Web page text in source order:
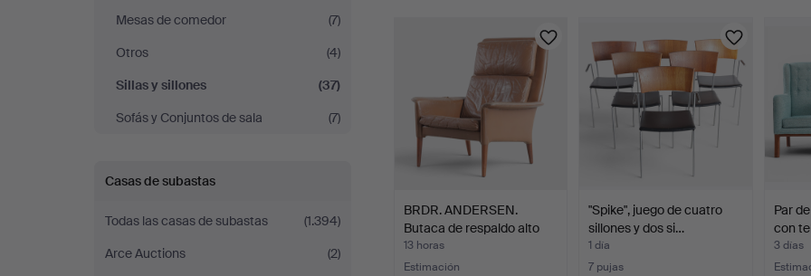
Mesas de comedor
(7)
Otros
(4)
Sillas y sillones
(37)
Sofás y Conjuntos de sala
(7)
Casas de subastas
Todas las casas de subastas
(1.394)
Arce Auctions
(2)
BRDR. ANDERSEN.
Butaca de respaldo alto
ta…
13 horas
Estimación
"Spike", juego de cuatro
sillones y dos si…
1 día
7 pujas
Par
con
3 días